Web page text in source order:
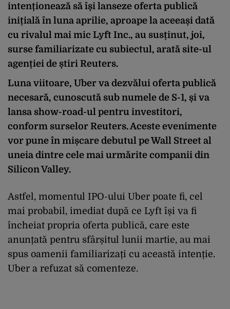
intenționează să își lanseze oferta publică
inițială în luna aprilie, aproape la aceeași dată
cu rivalul mai mic Lyft Inc., au susținut, joi,
surse familiarizate cu subiectul, arată site-ul
agenției de știri Reuters.
Luna viitoare, Uber va dezvălui oferta publică
necesară, cunoscută sub numele de S-1, și va
lansa show-road-ul pentru investitori,
conform surselor Reuters. Aceste evenimente
vor pune în mișcare debutul pe Wall Street al
uneia dintre cele mai urmărite companii din
Silicon Valley.
Astfel, momentul IPO-ului Uber poate fi, cel
mai probabil, imediat după ce Lyft își va fi
încheiat propria oferta publică, care este
anunțată pentru sfârșitul lunii martie, au mai
spus oamenii familiarizați cu această intenție.
Uber a refuzat să comenteze.